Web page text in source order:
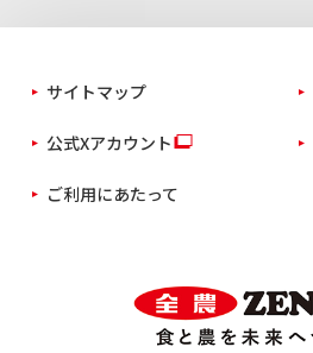
サイトマップ
公式Xアカウント
ご利用にあたって